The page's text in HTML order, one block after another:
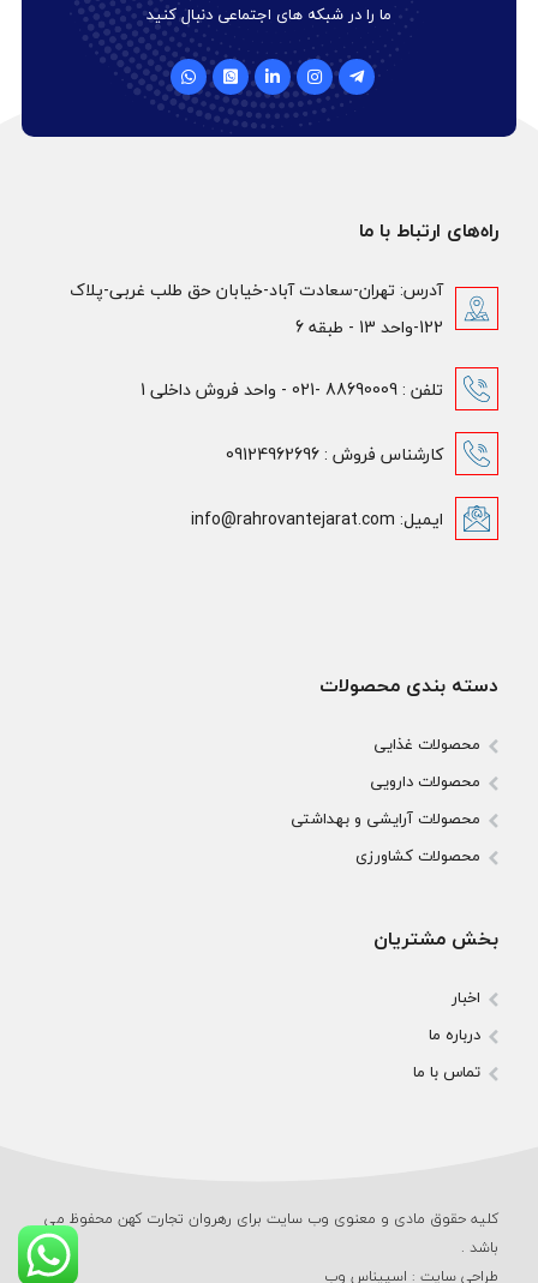
ما را در شبکه های اجتماعی دنبال کنید
راه‌های ارتباط با ما
آدرس: تهران-سعادت آباد-خیابان حق طلب غربی-پلاک
122-واحد 13 - طبقه 6
تلفن : 88690009 -021 - واحد فروش داخلی 1
کارشناس فروش : 09124962696
ایمیل: info@rahrovantejarat.com
دسته بندی محصولات
محصولات غذایی
محصولات دارویی
محصولات آرایشی و بهداشتی
محصولات کشاورزی
بخش مشتریان
اخبار
درباره ما
تماس با ما
کلیه حقوق مادی و معنوی وب‌ سایت برای رهروان تجارت کهن محفوظ می‌
باشد .
طراحی سایت: اسپیناس وب